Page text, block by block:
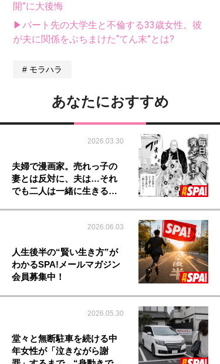
開”に大後悔
▶パート先の大学生と不倫する33歳女性。彼
が夫に関係をぶちまけた“てん末”とは?
モラハラ
あなたにおすすめ
2026.03.30
夫婦で漫画家。売れっ子の
妻とは反対に、夫は…それ
でも二人は一緒に生きる…
2026.06.03
人生後半の“賢い生き方”が
わかるSPA!メールマガジン
会員募集中！
2026.05.30
堂々と無断駐車を続ける中
年女性が「泣きながら謝